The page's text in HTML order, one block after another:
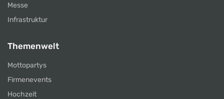
Messe
Infrastruktur
Themenwelt
Mottopartys
Firmenevents
Hochzeit